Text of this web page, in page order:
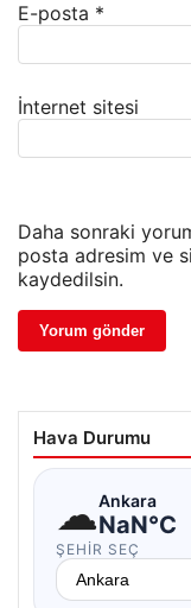
E-posta *
İnternet sitesi
Daha sonraki
posta adresim ve
kaydedilsin.
Hava Durumu
☁Ankara
NaN°C
ŞEHIR SEÇ